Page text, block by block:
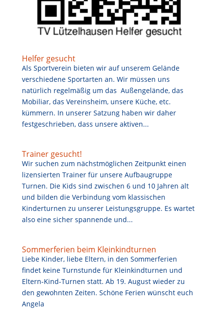
Helfer gesucht
Als Sportverein bieten wir auf unserem Gelände
verschiedene Sportarten an. Wir müssen uns
natürlich regelmäßig um das Außengelände, das
Mobiliar, das Vereinsheim, unsere Küche, etc.
kümmern. In unserer Satzung haben wir daher
festgeschrieben, dass unsere aktiven...
Trainer gesucht!
Wir suchen zum nächstmöglichen Zeitpunkt einen
lizensierten Trainer für unsere Aufbaugruppe
Turnen. Die Kids sind zwischen 6 und 10 Jahren alt
und bilden die Verbindung vom klassischen
Kinderturnen zu unserer Leistungsgruppe. Es wartet
also eine sicher spannende und...
Sommerferien beim Kleinkindturnen
Liebe Kinder, liebe Eltern, in den Sommerferien
findet keine Turnstunde für Kleinkindturnen und
Eltern-Kind-Turnen statt. Ab 19. August wieder zu
den gewohnten Zeiten. Schöne Ferien wünscht euch
Angela